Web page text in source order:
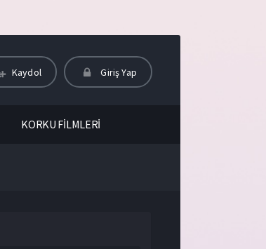
Kaydol Giriş Yap
KORKU FİLMLERİ